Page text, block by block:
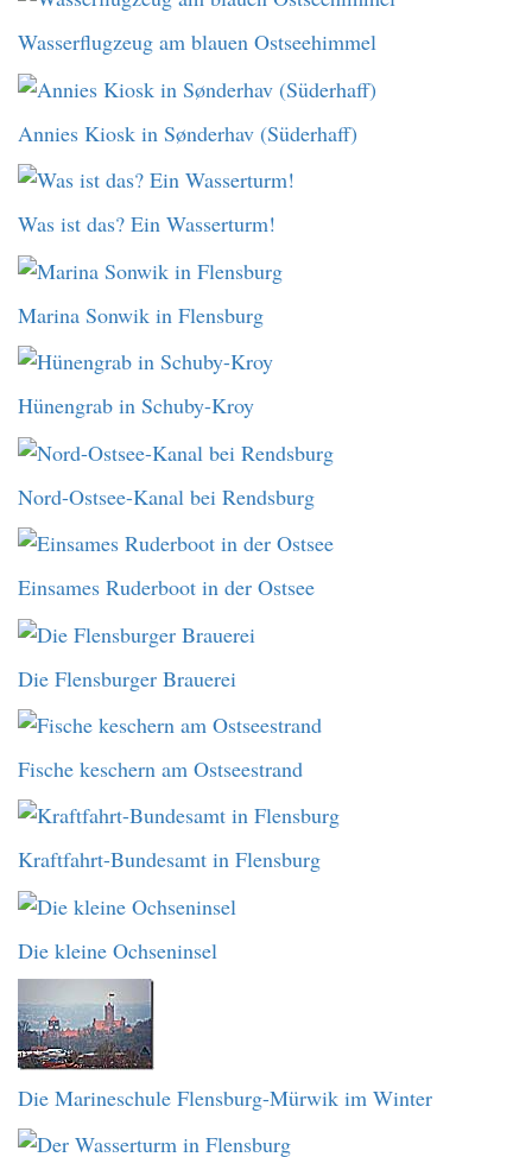
Wasserflugzeug am blauen Ostseehimmel
Annies Kiosk in Sønderhav (Süderhaff)
Was ist das? Ein Wasserturm!
Marina Sonwik in Flensburg
Hünengrab in Schuby-Kroy
Nord-Ostsee-Kanal bei Rendsburg
Einsames Ruderboot in der Ostsee
Die Flensburger Brauerei
Fische keschern am Ostseestrand
Kraftfahrt-Bundesamt in Flensburg
Die kleine Ochseninsel
Die Marineschule Flensburg-Mürwik im Winter